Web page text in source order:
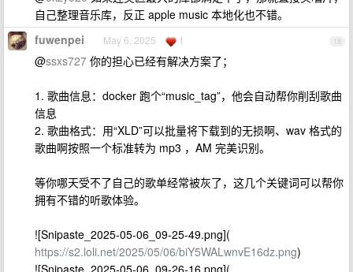
自己整理音乐库，反正 apple music 本地化也不错。
18
fuwenpei May 6, 2025 1
@ssxs727 你的担心已经有解决方案了；
1. 歌曲信息：docker 跑个“music_tag”，他会自动帮你削刮歌曲
信息
2. 歌曲格式：用“XLD”可以批量将下载到的无损啊、wav 格式的
歌曲啊按照一个标准转为 mp3 ，AM 完美识别。
等你哪天受不了自己的歌单经常被灰了，这几个关键词可以帮你
拥有不错的听歌体验。
![Snipaste_2025-05-06_09-25-49.png](
https://s2.loli.net/2025/05/06/biY5WALwnvE16dz.png)
![Snipaste_2025-05-06_09-26-16.png](